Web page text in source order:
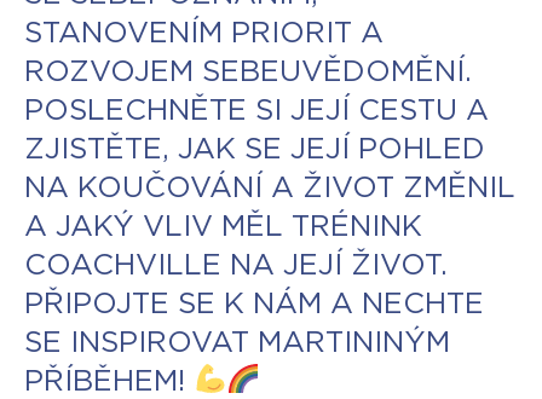
STANOVENÍM PRIORIT A
ROZVOJEM SEBEUVĚDOMĚNÍ.
POSLECHNĚTE SI JEJÍ CESTU A
ZJISTĚTE, JAK SE JEJÍ POHLED
NA KOUČOVÁNÍ A ŽIVOT ZMĚNIL
A JAKÝ VLIV MĚL TRÉNINK
COACHVILLE NA JEJÍ ŽIVOT.
PŘIPOJTE SE K NÁM A NECHTE
SE INSPIROVAT MARTININÝM
PŘÍBĚHEM!